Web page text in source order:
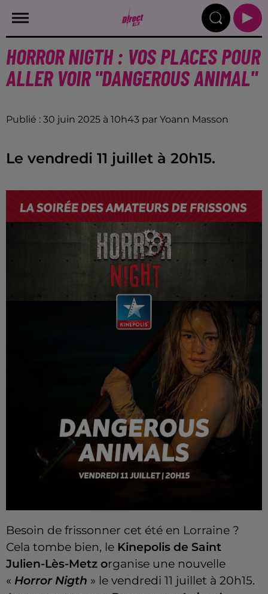
HORROR NIGTH : VOS PLACES POUR
ALLER VOIR "DANGEROUS ANIMAL"
Publié : 30 juin 2025 à 10h43 par Yoann Masson
Le vendredi 11 juillet à 20h15.
Besoin de frissonner cet été en Lorraine ?
Cela tombe bien, le Kinepolis de Saint
Julien-Lès-Metz organise une nouvelle
« Horror Nigth » le vendredi 11 juillet à 20h15.